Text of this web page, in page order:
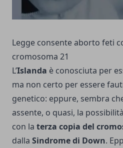
Legge consente aborto feti
cromosoma 21
L’Islanda è conosciuta per
ma non certo per essere
genetico: eppure, sembra
assente, o quasi, la
con la terza copia del
dalla Sindrome di Down.